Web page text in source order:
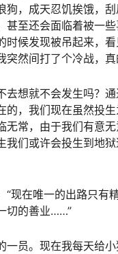
狗，成天忍饥挨饿，
甚至还会面临着被一
时候发现被吊起来，
然间打了个冷战，真
去想就不会发生吗？
的，我们现在虽然投
无常，由于我们有意
我们或许会投生到地
现在唯一的出路只有
切的善业……”
一员。现在我每天给